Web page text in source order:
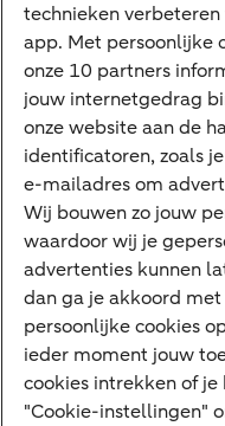
ABN AMRO app
Tikkie
Apple Pay
Google Pay
Veilig bankieren
Meest gezocht
Hypotheek
E.dentifier
Jaaroverzicht
Rood staan
technieken
app. Met persoonlijke
onze 10 partners
jouw internetgedrag
onze website aan de
identificatoren, zoals
e-mailadres om
Wij bouwen zo jouw
waardoor wij je
advertenties kunnen
dan ga je akkoord
persoonlijke cookies
ieder moment jouw
cookies intrekken of je
"Cookie-instellingen"